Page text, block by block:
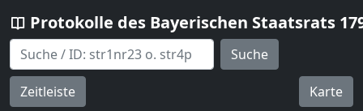
Protokolle des Bayerischen Staatsrats
Suche
Zeitleiste Karte